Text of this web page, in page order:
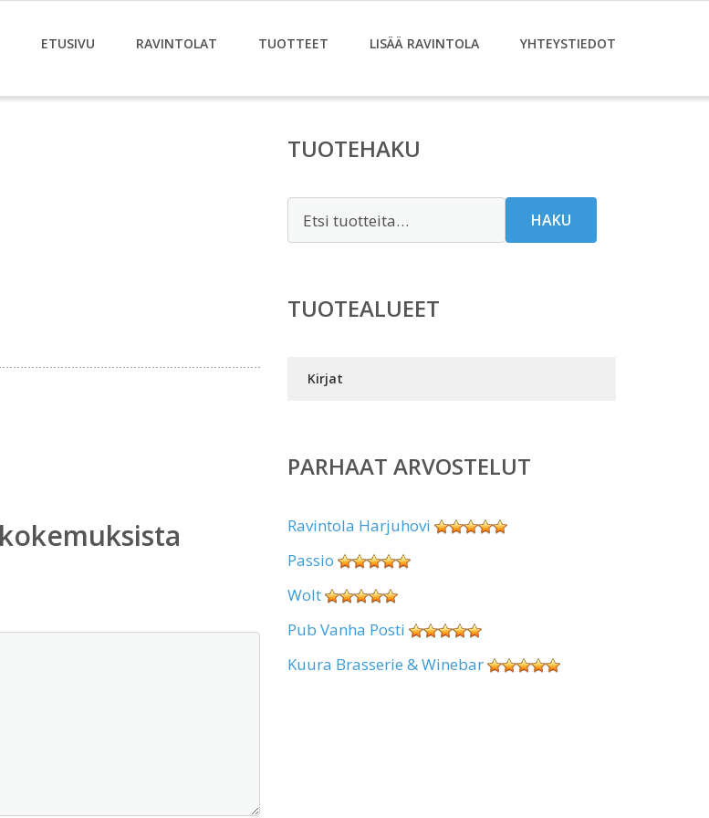
ETUSIVU RAVINTOLAT TUOTTEET LISÄÄ RAVINTOLA YHTEYSTIEDOT
TUOTEHAKU
HAKU
TUOTEALUEET
Kirjat
PARHAAT ARVOSTELUT
Ravintola Harjuhovi
Passio
Wolt
Pub Vanha Posti
Kuura Brasserie & Winebar